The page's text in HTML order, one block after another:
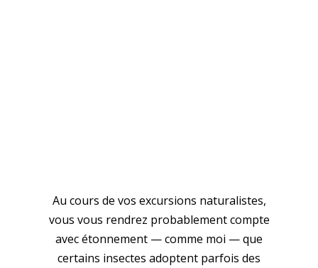
Au cours de vos excursions naturalistes,
vous vous rendrez probablement compte
avec étonnement — comme moi — que
certains insectes adoptent parfois des